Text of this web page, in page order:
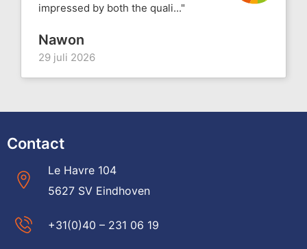
impressed by both the quali..."
Nawon
29 juli 2026
Contact
Le Havre 104
5627 SV Eindhoven
+31(0)40 – 231 06 19